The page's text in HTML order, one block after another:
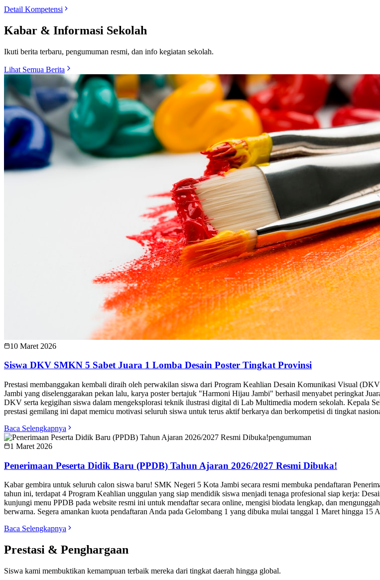
Detail Kompetensi
Kabar & Informasi Sekolah
Ikuti berita terbaru, pengumuman resmi, dan info kegiatan sekolah.
Lihat Semua Berita
10 Maret 2026
Siswa DKV SMKN 5 Sabet Juara 1 Lomba Desain Poster Tingkat Provinsi
Prestasi membanggakan kembali diraih oleh perwakilan siswa dari Program Keahlian Desain Komunikasi Visual
Jambi yang diselenggarakan pekan lalu, karya poster bertajuk "Harmoni Hijau Jambi" berhasil menyabet peringkat
DKV serta kegigihan siswa dalam mengeksplorasi teknik ilustrasi digital di Lab Multimedia modern sekolah. Kepala
prestasi gemilang ini dapat memicu motivasi seluruh siswa untuk terus aktif berkarya dan berkompetisi di tingkat
Baca Selengkapnya
pengumuman
1 Maret 2026
Penerimaan Peserta Didik Baru (PPDB) Tahun Ajaran 2026/2027 Resmi Dibuka!
Kabar gembira untuk seluruh calon siswa baru! SMK Negeri 5 Kota Jambi secara resmi membuka pendaftaran
tahun ini, terdapat 4 Program Keahlian unggulan yang siap mendidik siswa menjadi tenaga profesional siap kerja:
kunjungi menu PPDB pada website resmi ini untuk mendaftar secara online, mengisi biodata lengkap, dan
berwarna. Segera amankan kuota pendaftaran Anda pada Gelombang 1 yang dibuka mulai tanggal 1 Maret hingga 15
Baca Selengkapnya
Prestasi & Penghargaan
Siswa kami membuktikan kemampuan terbaik mereka dari tingkat daerah hingga global.